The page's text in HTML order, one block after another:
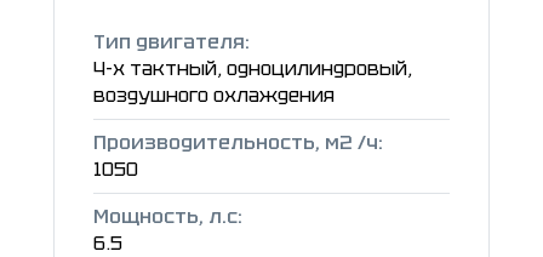
Тип двигателя:
4-х тактный, одноцилиндровый,
воздушного охлаждения
Производительность, м2 /ч:
1050
Мощность, л.с:
6.5